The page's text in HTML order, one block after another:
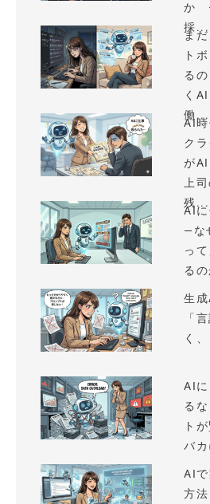
か
採...
ま
ト
る
く
働...
AI
ク
がAI
上
残...
AI
—な
っ
る
生
「
く
AI
る
ト
バ
AI
方